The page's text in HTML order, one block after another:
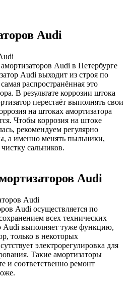
Audi
Audi в Петербурге
Audi выходит из строя по
распространённая это
В результате коррозии штока
перестаёт выполнять свои
на штоках амортизатора
Чтобы коррозия на штоке
рекомендуем регулярно
а именно менять пыльники,
сальников.
Audi
Audi осуществляется по
всех технических
Audi выполняет туже функцию,
только в некоторых
электрорегулировка для
Такие амортизаторы
и соответственно ремонт